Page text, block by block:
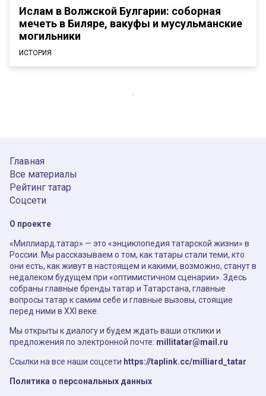
Ислам в Волжской Булгарии: соборная
мечеть в Биляре, вакуфы и мусульманские
могильники
ИСТОРИЯ
Главная
Все материалы
Рейтинг татар
Соцсети
О проекте
«Миллиард.татар» — это «энциклопедия татарской жизни» в
России. Мы рассказываем о том, как татары стали теми, кто
они есть, как живут в настоящем и какими, возможно, станут в
недалеком будущем при «оптимистичном сценарии». Здесь
собраны главные бренды татар и Татарстана, главные
вопросы татар к самим себе и главные вызовы, стоящие
перед ними в XXI веке.
Мы открыты к диалогу и будем ждать ваши отклики и
предложения по электронной почте: millitatar@mail.ru
Ссылки на все наши соцсети https://taplink.cc/milliard_tatar
Политика о персональных данных